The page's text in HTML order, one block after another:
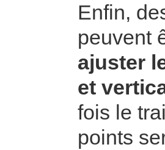
Enfin,
peuvent
ajuster
et
fois le
points